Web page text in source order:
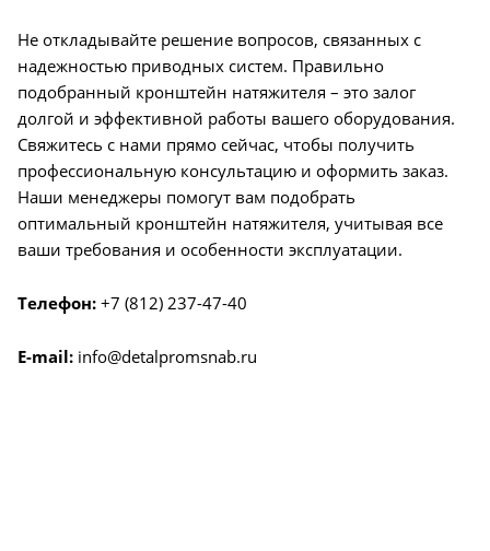
Не откладывайте решение вопросов, связанных с
надежностью приводных систем. Правильно
подобранный кронштейн натяжителя – это залог
долгой и эффективной работы вашего оборудования.
Свяжитесь с нами прямо сейчас, чтобы получить
профессиональную консультацию и оформить заказ.
Наши менеджеры помогут вам подобрать
оптимальный кронштейн натяжителя, учитывая все
ваши требования и особенности эксплуатации.
Телефон: +7 (812) 237-47-40
E-mail: info@detalpromsnab.ru